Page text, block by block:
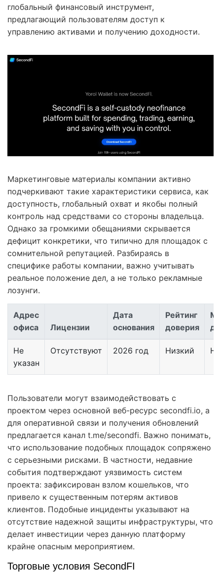
глобальный финансовый инструмент,
предлагающий пользователям доступ к
управлению активами и получению доходности.
Маркетинговые материалы компании активно
подчеркивают такие характеристики сервиса, как
доступность, глобальный охват и якобы полный
контроль над средствами со стороны владельца.
Однако за громкими обещаниями скрывается
дефицит конкретики, что типично для площадок с
сомнительной репутацией. Разбираясь в
специфике работы компании, важно учитывать
реальное положение дел, а не только рекламные
лозунги.
Адрес
офиса
Лицензии
Дата
основания
Рейтинг
доверия
Не
указан
Отсутствуют 2026 год Низкий
Пользователи могут взаимодействовать с
проектом через основной веб-ресурс secondfi.io, а
для оперативной связи и получения обновлений
предлагается канал t.me/secondfi. Важно понимать,
что использование подобных площадок сопряжено
с серьезными рисками. В частности, недавние
события подтверждают уязвимость систем
проекта: зафиксирован взлом кошельков, что
привело к существенным потерям активов
клиентов. Подобные инциденты указывают на
отсутствие надежной защиты инфраструктуры, что
делает инвестиции через данную платформу
крайне опасным мероприятием.
Торговые условия SecondFI